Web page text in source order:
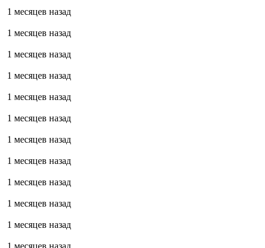
1 месяцев назад
1 месяцев назад
1 месяцев назад
1 месяцев назад
1 месяцев назад
1 месяцев назад
1 месяцев назад
1 месяцев назад
1 месяцев назад
1 месяцев назад
1 месяцев назад
1 месяцев назад